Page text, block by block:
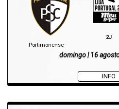
2J
Portimonense
domingo | 16
INFO